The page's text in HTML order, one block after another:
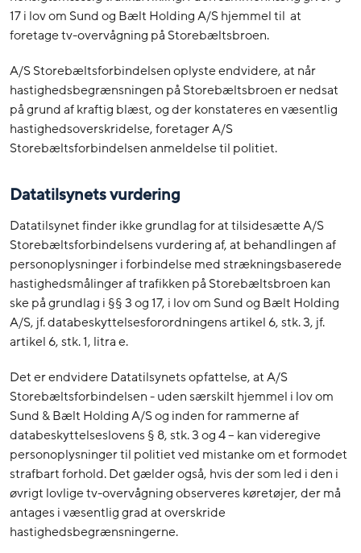
17 i lov om Sund og Bælt Holding A/S hjemmel til at
foretage tv-overvågning på Storebæltsbroen.
A/S Storebæltsforbindelsen oplyste endvidere, at når
hastighedsbegrænsningen på Storebæltsbroen er nedsat
på grund af kraftig blæst, og der konstateres en væsentlig
hastighedsoverskridelse, foretager A/S
Storebæltsforbindelsen anmeldelse til politiet.
Datatilsynets vurdering
Datatilsynet finder ikke grundlag for at tilsidesætte A/S
Storebæltsforbindelsens vurdering af, at behandlingen af
personoplysninger i forbindelse med strækningsbaserede
hastighedsmålinger af trafikken på Storebæltsbroen kan
ske på grundlag i §§ 3 og 17, i lov om Sund og Bælt Holding
A/S, jf. databeskyttelsesforordningens artikel 6, stk. 3, jf.
artikel 6, stk. 1, litra e.
Det er endvidere Datatilsynets opfattelse, at A/S
Storebæltsforbindelsen - uden særskilt hjemmel i lov om
Sund & Bælt Holding A/S og inden for rammerne af
databeskyttelseslovens § 8, stk. 3 og 4 – kan videregive
personoplysninger til politiet ved mistanke om et formodet
strafbart forhold. Det gælder også, hvis der som led i den i
øvrigt lovlige tv-overvågning observeres køretøjer, der må
antages i væsentlig grad at overskride
hastighedsbegrænsningerne.